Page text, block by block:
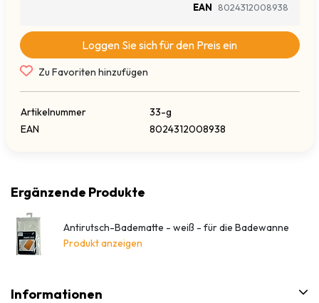
EAN
8024312008938
Loggen Sie sich für den Preis ein
Zu Favoriten hinzufügen
Artikelnummer
33-g
EAN
8024312008938
Ergänzende Produkte
Antirutsch-Badematte - weiß - für die Badewanne
Produkt anzeigen
Informationen